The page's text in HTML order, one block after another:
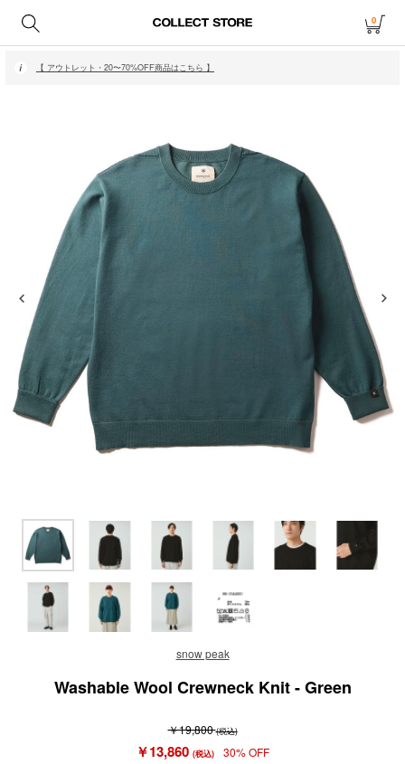
0
【 月〜金14時、土日祝12時までにご注文で当日発送・発送無休 】
【 アウトレット・20〜70%OFF商品はこちら 】
【 月〜金14時、土日祝12時までにご注文で当日発送・発送無休 】
snow peak
Washable Wool Crewneck Knit - Green
￥19,800(税込)
￥13,860 (税込) 30% OFF